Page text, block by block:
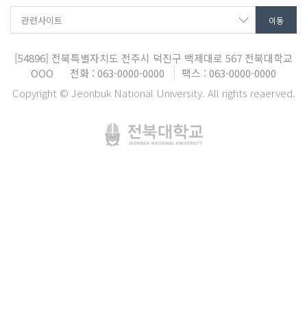
[54896] 전북특별자치도 전주시 덕진구 백제대로 567 전북대학교
OOO
전화 : 063-0000-0000
팩스 : 063-0000-0000
Copyright © Jeonbuk National University. All rights reaerved.